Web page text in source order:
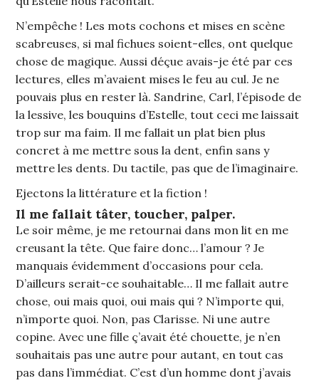
N’empêche ! Les mots cochons et mises en scène
scabreuses, si mal fichues soient-elles, ont quelque
chose de magique. Aussi déçue avais-je été par ces
lectures, elles m’avaient mises le feu au cul. Je ne
pouvais plus en rester là. Sandrine, Carl, l’épisode de
la lessive, les bouquins d’Estelle, tout ceci me laissait
trop sur ma faim. Il me fallait un plat bien plus
concret à me mettre sous la dent, enfin sans y
mettre les dents. Du tactile, pas que de l’imaginaire.
Ejectons la littérature et la fiction !
Il me fallait tâter, toucher, palper.
Le soir même, je me retournai dans mon lit en me
creusant la tête. Que faire donc… l’amour ? Je
manquais évidemment d’occasions pour cela.
D’ailleurs serait-ce souhaitable… Il me fallait autre
chose, oui mais quoi, oui mais qui ? N’importe qui,
n’importe quoi. Non, pas Clarisse. Ni une autre
copine. Avec une fille ç’avait été chouette, je n’en
souhaitais pas une autre pour autant, en tout cas
pas dans l’immédiat. C’est d’un homme dont j’avais